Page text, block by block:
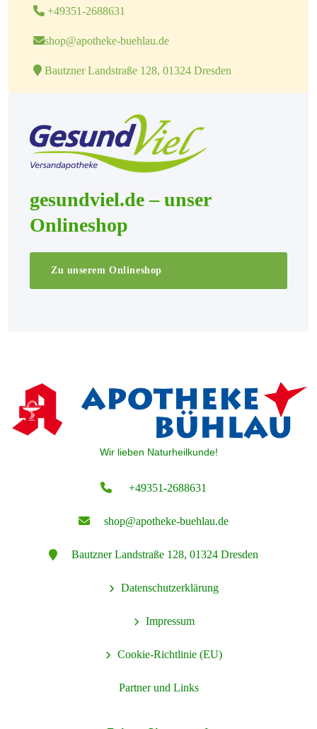
+49351-2688631
shop@apotheke-buehlau.de
Bautzner Landstraße 128, 01324 Dresden
gesundviel.de – unser
Onlineshop
Zu unserem Onlineshop
Wir lieben Naturheilkunde!
+49351-2688631
shop@apotheke-buehlau.de
Bautzner Landstraße 128, 01324 Dresden
Datenschutzerklärung
Impressum
Cookie-Richtlinie (EU)
Partner und Links